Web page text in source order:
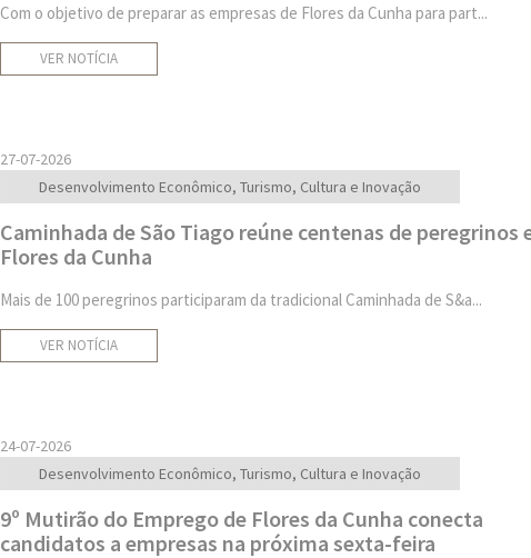
Com o objetivo de preparar as empresas de Flores da Cunha para part...
VER NOTÍCIA
27-07-2026
Desenvolvimento Econômico, Turismo, Cultura e Inovação
Caminhada de São Tiago reúne centenas de peregrinos
Flores da Cunha
Mais de 100 peregrinos participaram da tradicional Caminhada de S&a...
VER NOTÍCIA
24-07-2026
Desenvolvimento Econômico, Turismo, Cultura e Inovação
9º Mutirão do Emprego de Flores da Cunha conecta
candidatos a empresas na próxima sexta-feira